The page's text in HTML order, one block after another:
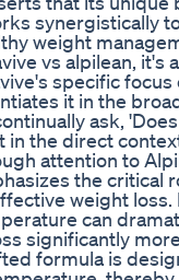
synergistically
weight
vs alpilean, it's
specific
it in the
ask,
in the direct
attention to
the critical
weight
can
significantly
formula is